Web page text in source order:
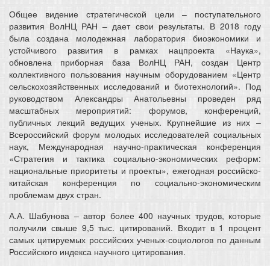
Общее видение стратегической цели – поступательного
развития ВолНЦ РАН – дает свои результаты. В 2018 году
была создана молодежная лаборатория биоэкономики и
устойчивого развития в рамках нацпроекта «Наука»,
обновлена приборная база ВолНЦ РАН, создан Центр
коллективного пользования научным оборудованием «Центр
сельскохозяйственных исследований и биотехнологий». Под
руководством Александры Анатольевны проведен ряд
масштабных мероприятий: форумов, конференций,
публичных лекций ведущих ученых. Крупнейшие из них –
Всероссийский форум молодых исследователей социальных
наук, Международная научно-практическая конференция
«Стратегия и тактика социально-экономических реформ:
национальные приоритеты и проекты», ежегодная российско-
китайская конференция по социально-экономическим
проблемам двух стран.
А.А. Шабунова – автор более 400 научных трудов, которые
получили свыше 9,5 тыс. цитирований. Входит в 1 процент
самых цитируемых российских ученых-социологов по данным
Российского индекса научного цитирования.